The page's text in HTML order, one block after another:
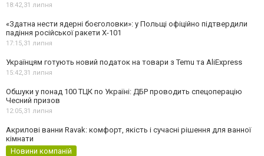
18:42,31 липня
«Здатна нести ядерні боєголовки»: у Польщі офіційно підтвердили
падіння російської ракети Х-101
17:15,31 липня
Українцям готують новий податок на товари з Temu та AliExpress
15:42,31 липня
Обшуки у понад 100 ТЦК по Україні: ДБР проводить спецоперацію
Чесний призов
12:05,31 липня
Акрилові ванни Ravak: комфорт, якість і сучасні рішення для ванної
кімнати
Новини компаній